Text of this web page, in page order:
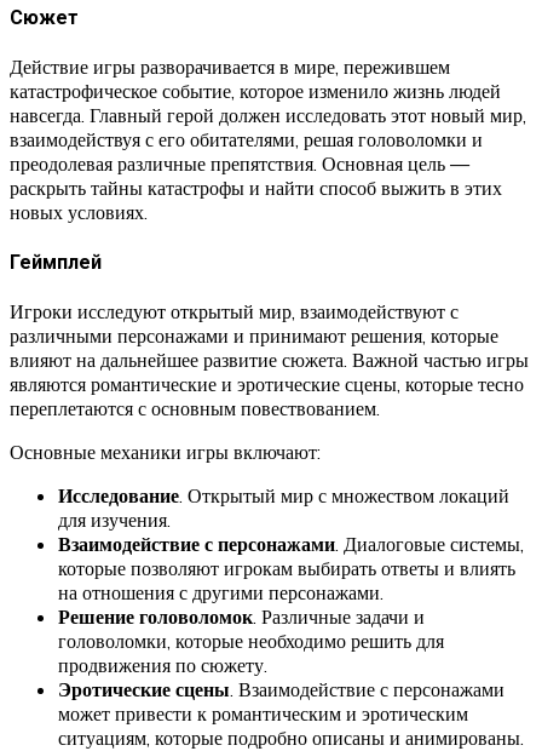
Сюжет
Действие игры разворачивается в мире, пережившем
катастрофическое событие, которое изменило жизнь людей
навсегда. Главный герой должен исследовать этот новый мир,
взаимодействуя с его обитателями, решая головоломки и
преодолевая различные препятствия. Основная цель —
раскрыть тайны катастрофы и найти способ выжить в этих
новых условиях.
Геймплей
Игроки исследуют открытый мир, взаимодействуют с
различными персонажами и принимают решения, которые
влияют на дальнейшее развитие сюжета. Важной частью игры
являются романтические и эротические сцены, которые тесно
переплетаются с основным повествованием.
Основные механики игры включают:
Исследование . Открытый мир с множеством локаций
для изучения.
Взаимодействие с персонажами . Диалоговые системы,
которые позволяют игрокам выбирать ответы и влиять
на отношения с другими персонажами.
Решение головоломок . Различные задачи и
головоломки, которые необходимо решить для
продвижения по сюжету.
Эротические сцены . Взаимодействие с персонажами
может привести к романтическим и эротическим
ситуациям, которые подробно описаны и анимированы.